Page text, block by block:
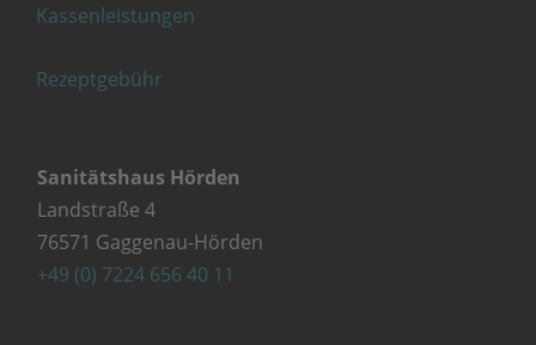
Kassenleistungen
Rezeptgebühr
Sanitätshaus Hörden
Landstraße 4
76571 Gaggenau-Hörden
+49 (0) 7224 656 40 11